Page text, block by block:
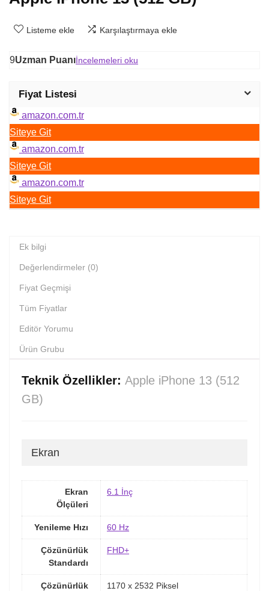
Listeme ekle Karşılaştırmaya ekle
9Uzman Puanıİncelemeleri oku
Fiyat Listesi
amazon.com.tr
Siteye Git
amazon.com.tr
Siteye Git
amazon.com.tr
Siteye Git
Ek bilgi
Değerlendirmeler (0)
Fiyat Geçmişi
Tüm Fiyatlar
Editör Yorumu
Ürün Grubu
Teknik Özellikler: Apple iPhone 13 (512
GB)
Ekran
Ekran
Ölçüleri
6.1 İnç
Yenileme Hızı 60 Hz
Çözünürlük
Standardı
FHD+
Çözünürlük 1170 x 2532 Piksel